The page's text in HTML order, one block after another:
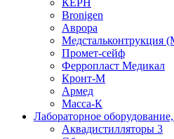
Bronigen
Аврора
Промет-сейф
Ферропласт Медикал
Кронт-М
Армед
Масса-К
Лабораторное
Аквадистилляторы 3